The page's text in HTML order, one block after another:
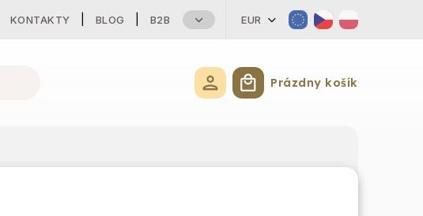
KONTAKTY BLOG B2B EUR
Nákupný košík
Prázdny košík